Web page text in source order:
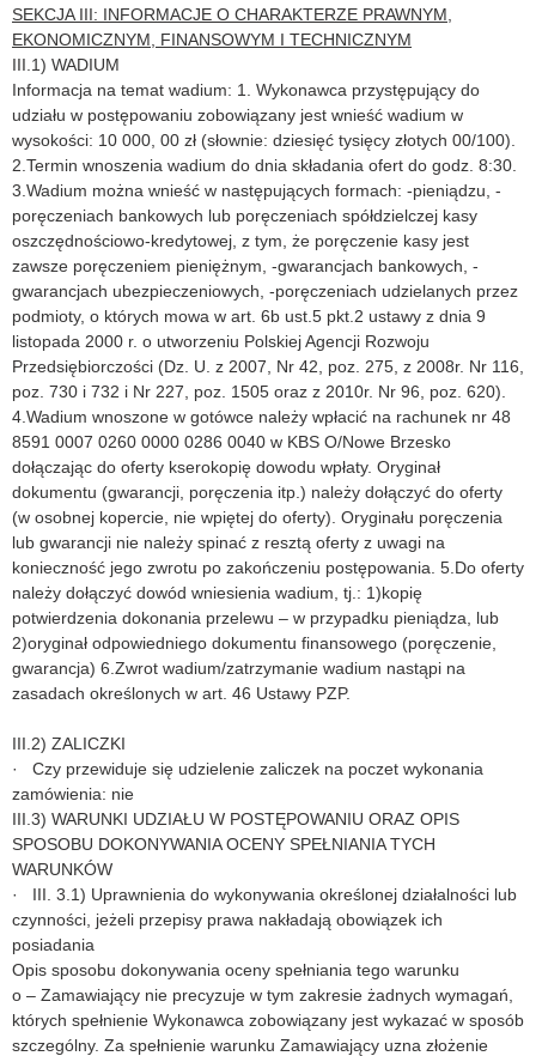
SEKCJA III: INFORMACJE O CHARAKTERZE PRAWNYM,
EKONOMICZNYM, FINANSOWYM I TECHNICZNYM
III.1) WADIUM
Informacja na temat wadium: 1. Wykonawca przystępujący do
udziału w postępowaniu zobowiązany jest wnieść wadium w
wysokości: 10 000, 00 zł (słownie: dziesięć tysięcy złotych 00/100).
2.Termin wnoszenia wadium do dnia składania ofert do godz. 8:30.
3.Wadium można wnieść w następujących formach: -pieniądzu, -
poręczeniach bankowych lub poręczeniach spółdzielczej kasy
oszczędnościowo-kredytowej, z tym, że poręczenie kasy jest
zawsze poręczeniem pieniężnym, -gwarancjach bankowych, -
gwarancjach ubezpieczeniowych, -poręczeniach udzielanych przez
podmioty, o których mowa w art. 6b ust.5 pkt.2 ustawy z dnia 9
listopada 2000 r. o utworzeniu Polskiej Agencji Rozwoju
Przedsiębiorczości (Dz. U. z 2007, Nr 42, poz. 275, z 2008r. Nr 116,
poz. 730 i 732 i Nr 227, poz. 1505 oraz z 2010r. Nr 96, poz. 620).
4.Wadium wnoszone w gotówce należy wpłacić na rachunek nr 48
8591 0007 0260 0000 0286 0040 w KBS O/Nowe Brzesko
dołączając do oferty kserokopię dowodu wpłaty. Oryginał
dokumentu (gwarancji, poręczenia itp.) należy dołączyć do oferty
(w osobnej kopercie, nie wpiętej do oferty). Oryginału poręczenia
lub gwarancji nie należy spinać z resztą oferty z uwagi na
konieczność jego zwrotu po zakończeniu postępowania. 5.Do oferty
należy dołączyć dowód wniesienia wadium, tj.: 1)kopię
potwierdzenia dokonania przelewu – w przypadku pieniądza, lub
2)oryginał odpowiedniego dokumentu finansowego (poręczenie,
gwarancja) 6.Zwrot wadium/zatrzymanie wadium nastąpi na
zasadach określonych w art. 46 Ustawy PZP.
III.2) ZALICZKI
· Czy przewiduje się udzielenie zaliczek na poczet wykonania
zamówienia: nie
III.3) WARUNKI UDZIAŁU W POSTĘPOWANIU ORAZ OPIS
SPOSOBU DOKONYWANIA OCENY SPEŁNIANIA TYCH
WARUNKÓW
· III. 3.1) Uprawnienia do wykonywania określonej działalności lub
czynności, jeżeli przepisy prawa nakładają obowiązek ich
posiadania
Opis sposobu dokonywania oceny spełniania tego warunku
o – Zamawiający nie precyzuje w tym zakresie żadnych wymagań,
których spełnienie Wykonawca zobowiązany jest wykazać w sposób
szczególny. Za spełnienie warunku Zamawiający uzna złożenie